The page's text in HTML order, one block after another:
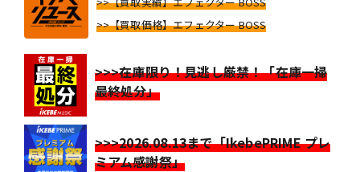
>>【買取価格】エフェクター BOSS
>>>在庫限り！見逃し厳禁！「在庫一掃
最終処分」
>>>2026.08.13まで「IkebePRIME プレ
ミアム感謝祭」